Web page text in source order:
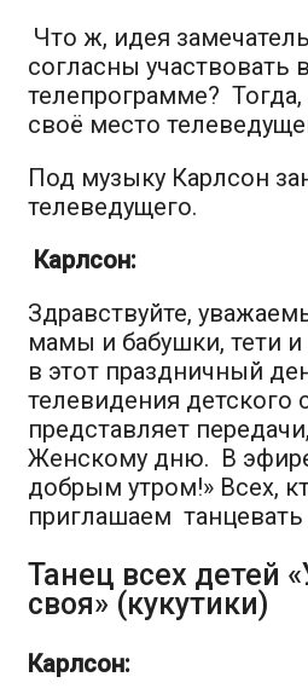
Что ж, идея
согласны участвовать
телепрограмме?
своё место
Под музыку Карлсон
телеведущего.
Карлсон:
Здравствуйте,
мамы и бабушки, тети и
в этот праздничный
телевидения детского
представляет
Женскому дню. В
добрым утром!» Всех,
приглашаем
Танец всех детей «
своя» (кукутики)
Карлсон: